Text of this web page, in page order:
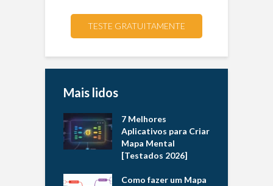
TESTE GRATUITAMENTE
Mais lidos
7 Melhores
Aplicativos para Criar
Mapa Mental
[Testados 2026]
Como fazer um Mapa